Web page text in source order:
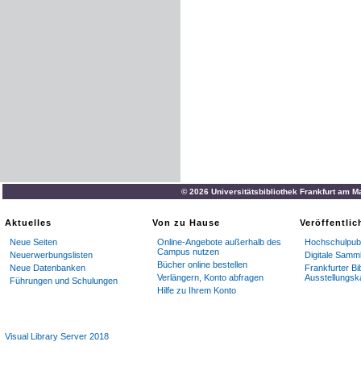
© 2026 Universitätsbibliothek Frankfurt am
Aktuelles
Neue Seiten
Neuerwerbungslisten
Neue Datenbanken
Führungen und Schulungen
Von zu Hause
Online-Angebote außerhalb des
Campus nutzen
Bücher online bestellen
Verlängern, Konto abfragen
Hilfe zu Ihrem Konto
Digitale
Frankfurter
Visual Library Server 2018